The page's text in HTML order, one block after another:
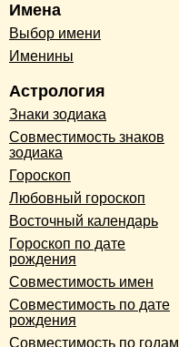
Имена
Выбор имени
Именины
Астрология
Знаки зодиака
Совместимость знаков
зодиака
Гороскоп
Любовный гороскоп
Восточный календарь
Гороскоп по дате
рождения
Совместимость имен
Совместимость по дате
рождения
Совместимость по годам